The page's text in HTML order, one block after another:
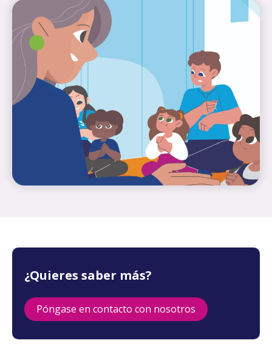
¿Quieres saber más?
Póngase en contacto con nosotros